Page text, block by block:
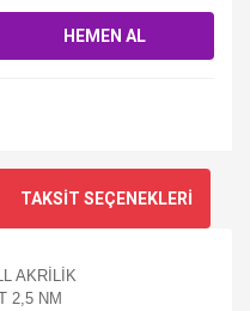
HEMEN AL
TAKSİT SEÇENEKLERİ
AKRİLİK
2,5 NM